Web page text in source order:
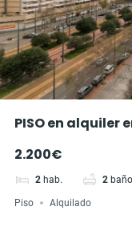
PISO en alquiler
2.200€
2 hab. 2
Piso Alquilado